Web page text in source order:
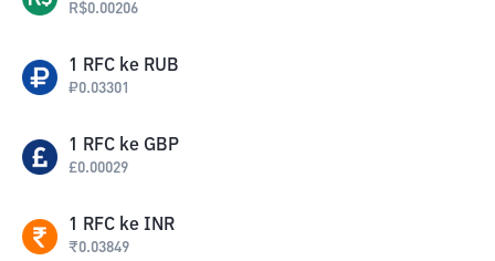
R$0.00206
1 RFC ke RUB
₽0.03301
1 RFC ke GBP
£0.00029
1 RFC ke INR
₹0.03849